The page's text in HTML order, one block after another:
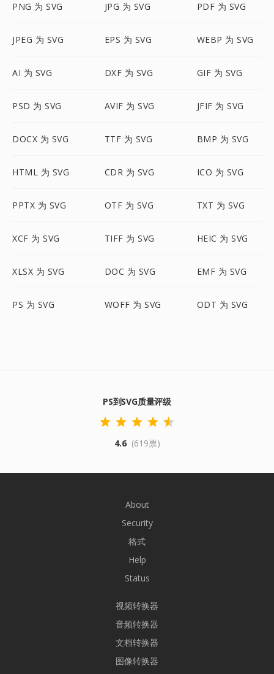
PNG 为 SVG JPG 为 SVG PDF 为 SVG
JPEG 为 SVG EPS 为 SVG WEBP 为 SVG
AI 为 SVG DXF 为 SVG GIF 为 SVG
PSD 为 SVG AVIF 为 SVG JFIF 为 SVG
DOCX 为 SVG TTF 为 SVG BMP 为 SVG
HTML 为 SVG CDR 为 SVG ICO 为 SVG
PPTX 为 SVG OTF 为 SVG TXT 为 SVG
XCF 为 SVG TIFF 为 SVG HEIC 为 SVG
XLSX 为 SVG DOC 为 SVG EMF 为 SVG
PS 为 SVG WOFF 为 SVG ODT 为 SVG
PS到SVG质量评级
4.6 (619票)
About
Security
格式
Help
Status
视频转换器
音频转换器
文档转换器
图像转换器